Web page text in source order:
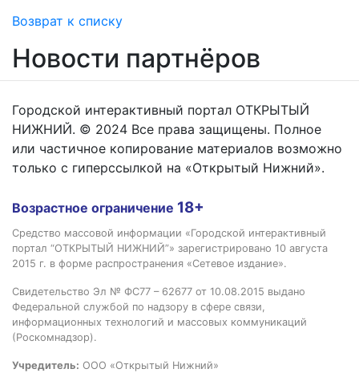
Возврат к списку
Новости партнёров
Городской интерактивный портал ОТКРЫТЫЙ
НИЖНИЙ. © 2024 Все права защищены. Полное
или частичное копирование материалов возможно
только с гиперссылкой на «Открытый Нижний».
Возрастное ограничение 18+
Средство массовой информации «Городской интерактивный
портал “ОТКРЫТЫЙ НИЖНИЙ”» зарегистрировано 10 августа
2015 г. в форме распространения «Сетевое издание».
Свидетельство Эл № ФС77 – 62677 от 10.08.2015 выдано
Федеральной службой по надзору в сфере связи,
информационных технологий и массовых коммуникаций
(Роскомнадзор).
Учредитель: ООО «Открытый Нижний»